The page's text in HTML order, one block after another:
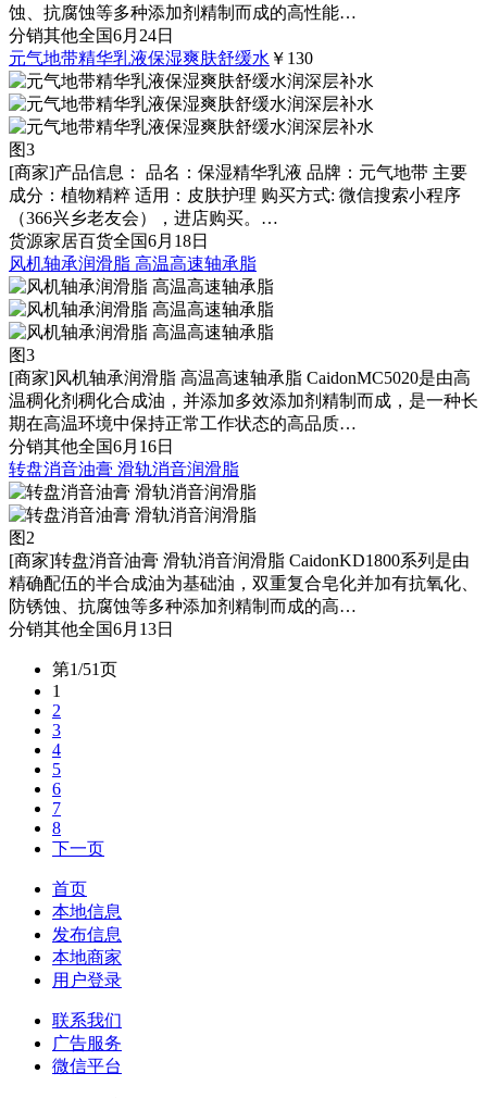
蚀、抗腐蚀等多种添加剂精制而成的高性能…
分销其他全国6月24日
元气地带精华乳液保湿爽肤舒缓水 ￥130
图3
[商家]产品信息： 品名：保湿精华乳液 品牌：元气地带 主要
成分：植物精粹 适用：皮肤护理 购买方式: 微信搜索小程序
（366兴乡老友会），进店购买。…
货源家居百货全国6月18日
风机轴承润滑脂 高温高速轴承脂
图3
[商家]风机轴承润滑脂 高温高速轴承脂 CaidonMC5020是由高
温稠化剂稠化合成油，并添加多效添加剂精制而成，是一种长
期在高温环境中保持正常工作状态的高品质…
分销其他全国6月16日
转盘消音油膏 滑轨消音润滑脂
图2
[商家]转盘消音油膏 滑轨消音润滑脂 CaidonKD1800系列是由
精确配伍的半合成油为基础油，双重复合皂化并加有抗氧化、
防锈蚀、抗腐蚀等多种添加剂精制而成的高…
分销其他全国6月13日
第1/51页
1
2
3
4
5
6
7
8
下一页
首页
本地信息
发布信息
本地商家
用户登录
联系我们
广告服务
微信平台